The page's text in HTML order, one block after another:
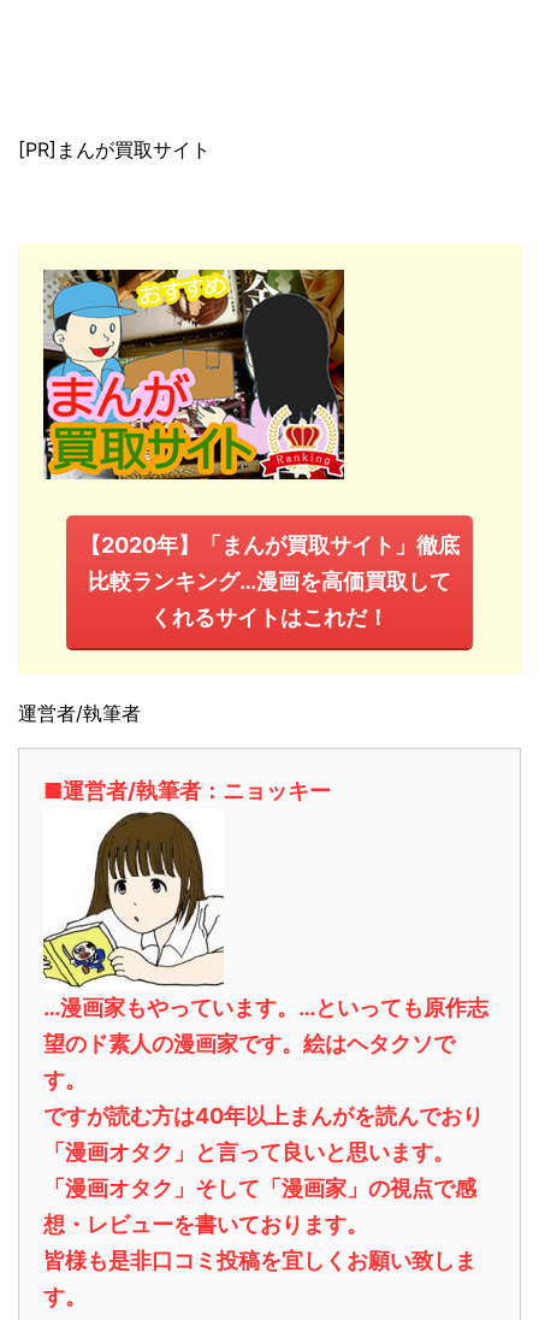
[PR]まんが買取サイト
【2020年】「まんが買取サイト」徹底
比較ランキング…漫画を高価買取して
くれるサイトはこれだ！
運営者/執筆者
■運営者/執筆者：ニョッキー
…漫画家もやっています。…といっても原作志
望のド素人の漫画家です。絵はヘタクソで
す。
ですが読む方は40年以上まんがを読んでおり
「漫画オタク」と言って良いと思います。
「漫画オタク」そして「漫画家」の視点で感
想・レビューを書いております。
皆様も是非口コミ投稿を宜しくお願い致しま
す。